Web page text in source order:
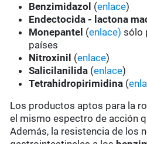
Benzimidazol (enlace)
Endectocida - lactona
Monepantel (enlace) sólo
países
Nitroxinil (enlace)
Salicilanilida (enlace)
Tetrahidropirimidina (
Los productos aptos para la
el mismo espectro de acción
Además, la resistencia de los